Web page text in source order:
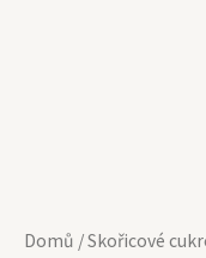
Domů / Skořicové